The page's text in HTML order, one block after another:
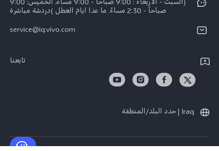
V40 Lite 4G
كل الموديلات
أسعار قطع الغيار
مصادقة IMEI
تعلیمات الضمان
الإشعارات القانونية
نبذة عنا
الاستدامة
(السبت - الأربعاء : 9:00 صباحاً - 9:00 مساءً، الخميس: 9:00
صباحاً - 2:30 مساءً. ما عدا ايام العطل )دردشة مباشرة
service@iq.vivo.com
تابعنا
Iraq | حدد البلد/المنطقة